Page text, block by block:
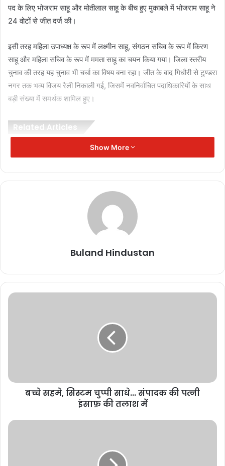
पद के लिए भोजराम साहू और मोतीलाल साहू के बीच हुए मुकाबले में भोजराम साहू ने
24 वोटों से जीत दर्ज की।
इसी तरह महिला उपाध्यक्ष के रूप में लक्ष्मीन साहू, संगठन सचिव के रूप में किरण
साहू और महिला सचिव के रूप में ममता साहू का चयन किया गया। जिला स्तरीय
चुनाव की तरह यह चुनाव भी चर्चा का विषय बना रहा। जीत के बाद गिधौरी से टुण्डरा
नगर तक भव्य विजय रैली निकाली गई, जिसमें नवनिर्वाचित पदाधिकारियों के साथ
बड़ी संख्या में समर्थक शामिल हुए।
Related Articles
कोरबा: लकड़ी तस्करों ने दो वनकर्मियों को
SIR कार्य में लापरवाही: महासमुंद में 9
पटवारियों को कारण बताओ नोटिस
November 17, 2025
दीपक बैज का चेतावनी भरा अल्टीमेटम: 30
का घेराव
लाइफस्टाइल के संस्थापक की मुलाकात,
छत्तीसगढ़ में टेक्सटाइल और गारमेंट पार्क में
निवेश की इच्छा व्यक्त
इस अवसर पर पूर्व तहसील अध्यक्ष बालाराम साहू, नगर पंचायत अध्यक्ष छतराम साहू,
पूर्व नगर पंचायत अध्यक्ष मोतीराम साहू, दामोदर साहू, पूर्व नगर साहू संघ संरक्षक
सतीश साहू, जिला मीडिया प्रभारी योगेश साहू, पूर्व पार्षद युगल साहू, छेदीलाल साहू,
साहू, रामलाल साहू, शैलेंश साहू, खोलबाहरा साहू, झांगलू साहू, मोतीलाल साहू,
खेताराम साहू और मालिकराम साहू सहित कई गणमान्य उपस्थित रहे। सभी ने
Show More
Buland Hindustan
बच्चे सहमे, सिस्टम चुप्पी साधे... संपादक की पत्नी
इंसाफ़ की तलाश में